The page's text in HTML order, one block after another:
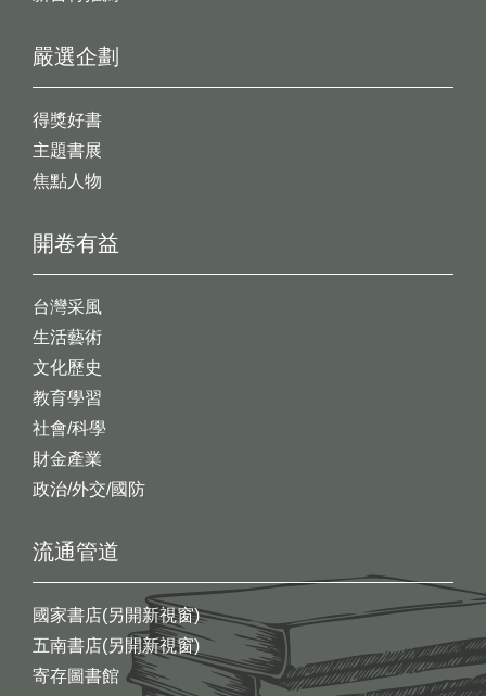
開卷有益
台灣采風
生活藝術
文化歷史
教育學習
社會/科學
財金產業
政治/外交/國防
嚴選企劃
得獎好書
主題書展
焦點人物
流通管道
國家書店(另開新視窗)
五南書店(另開新視窗)
寄存圖書館